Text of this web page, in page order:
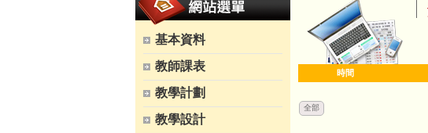
基本資料
教師課表
教學計劃
教學設計
時間
全部